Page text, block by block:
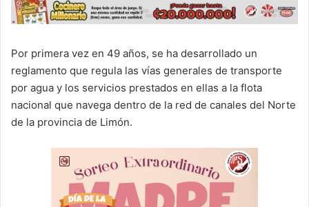
Por primera vez en 49 años, se ha desarrollado un
reglamento que regula las vías generales de transporte
por agua y los servicios prestados en ellas a la flota
nacional que navega dentro de la red de canales del Norte
de la provincia de Limón.